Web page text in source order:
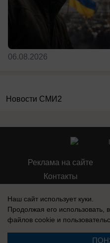
06.08.2026
Новости СМИ2
Реклама на сайте
Контакты
службой по надзору в сфере
Наш сайт использует куки.
Продолжая его использовать,
файлов cookie и